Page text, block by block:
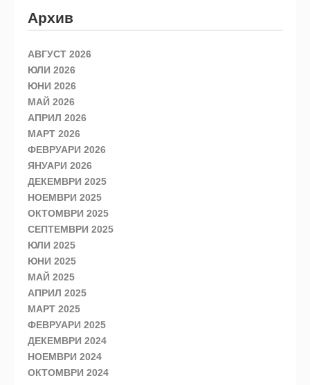
Архив
АВГУСТ 2026
ЮЛИ 2026
ЮНИ 2026
МАЙ 2026
АПРИЛ 2026
МАРТ 2026
ФЕВРУАРИ 2026
ЯНУАРИ 2026
ДЕКЕМВРИ 2025
НОЕМВРИ 2025
ОКТОМВРИ 2025
СЕПТЕМВРИ 2025
ЮЛИ 2025
ЮНИ 2025
МАЙ 2025
АПРИЛ 2025
МАРТ 2025
ФЕВРУАРИ 2025
ДЕКЕМВРИ 2024
НОЕМВРИ 2024
ОКТОМВРИ 2024